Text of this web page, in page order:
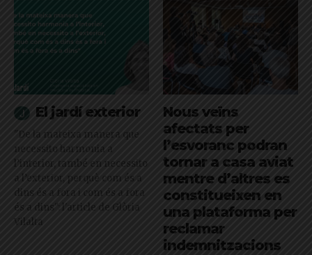
El jardí exterior
"De la mateixa manera que
necessito harmonia a
l’interior, també en necessito
a l’exterior, perquè com és a
dins és a fora i com és a fora
és a dins": l'article de Glòria
Vilalta
Nous veïns
afectats per
l’esvoranc podran
tornar a casa aviat
mentre d’altres es
constitueixen en
una plataforma per
reclamar
indemnitzacions